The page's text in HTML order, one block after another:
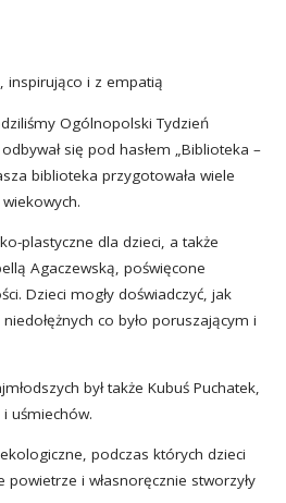
inspirująco i z empatią
Ogólnopolski Tydzień
się pod hasłem „Biblioteka –
biblioteka przygotowała wiele
plastyczne dla dzieci, a także
Agaczewską, poświęcone
Dzieci mogły doświadczyć, jak
co było poruszającym i
był także Kubuś Puchatek,
i uśmiechów.
podczas których dzieci
powietrze i własnoręcznie stworzyły